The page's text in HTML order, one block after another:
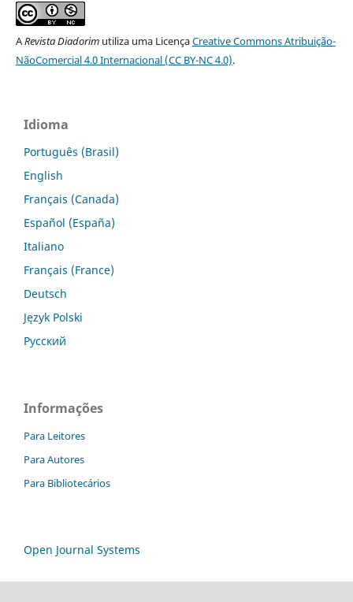
ARevista Diadorimutiliza uma LicençaCreative Commons Atribuição-
NãoComercial 4.0 Internacional (CC BY-NC 4.0).
Idioma
Português (Brasil)
English
Français (Canada)
Español (España)
Italiano
Français (France)
Deutsch
Język Polski
Русский
Informações
Para Leitores
Para Autores
Para Bibliotecários
Open Journal Systems